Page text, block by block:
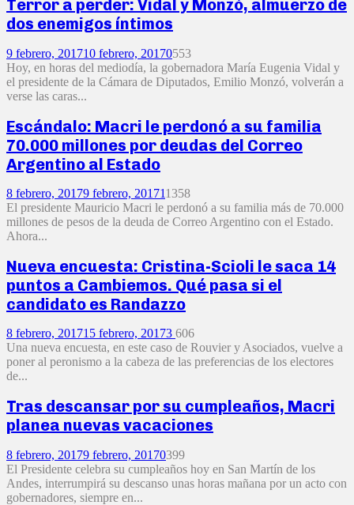
Terror a perder: Vidal y Monzó, almuerzo de
dos enemigos íntimos
9 febrero, 201710 febrero, 20170553
Hoy, en horas del mediodía, la gobernadora María Eugenia Vidal y
el presidente de la Cámara de Diputados, Emilio Monzó, volverán a
verse las caras...
Escándalo: Macri le perdonó a su familia
70.000 millones por deudas del Correo
Argentino al Estado
8 febrero, 20179 febrero, 201711358
El presidente Mauricio Macri le perdonó a su familia más de 70.000
millones de pesos de la deuda de Correo Argentino con el Estado.
Ahora...
Nueva encuesta: Cristina-Scioli le saca 14
puntos a Cambiemos. Qué pasa si el
candidato es Randazzo
8 febrero, 201715 febrero, 20173 606
Una nueva encuesta, en este caso de Rouvier y Asociados, vuelve a
poner al peronismo a la cabeza de las preferencias de los electores
de...
Tras descansar por su cumpleaños, Macri
planea nuevas vacaciones
8 febrero, 20179 febrero, 20170399
El Presidente celebra su cumpleaños hoy en San Martín de los
Andes, interrumpirá su descanso unas horas mañana por un acto con
gobernadores, siempre en...